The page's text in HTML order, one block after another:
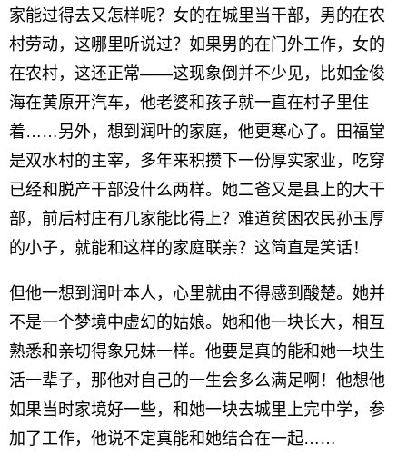
家能过得去又怎样呢？女的在城里当干部，男的在农
村劳动，这哪里听说过？如果男的在门外工作，女的
在农村，这还正常——这现象倒并不少见，比如金俊
海在黄原开汽车，他老婆和孩子就一直在村子里住
着……另外，想到润叶的家庭，他更寒心了。田福堂
是双水村的主宰，多年来积攒下一份厚实家业，吃穿
已经和脱产干部没什么两样。她二爸又是县上的大干
部，前后村庄有几家能比得上？难道贫困农民孙玉厚
的小子，就能和这样的家庭联亲？这简直是笑话！
但他一想到润叶本人，心里就由不得感到酸楚。她并
不是一个梦境中虚幻的姑娘。她和他一块长大，相互
熟悉和亲切得象兄妹一样。他要是真的能和她一块生
活一辈子，那他对自己的一生会多么满足啊！他想他
如果当时家境好一些，和她一块去城里上完中学，参
加了工作，他说不定真能和她结合在一起……